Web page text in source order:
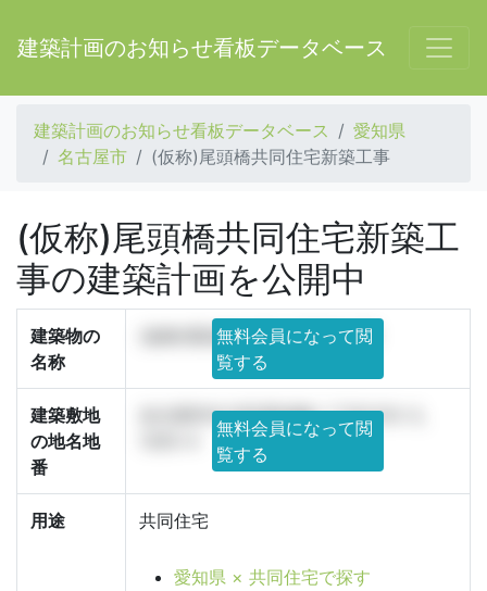
建築計画のお知らせ看板データベース
建築計画のお知らせ看板データベース
愛知県
名古屋市
(仮称)尾頭橋共同住宅新築工事
(仮称)尾頭橋共同住宅新築工
事の建築計画を公開中
建築物の
名称
(仮称)尾頭橋共同住宅新築工事
無料会員になって閲
覧する
建築敷地
の地名地
番
名古屋市中川区尾頭橋二丁目1312-3,
無料会員になって閲
覧する
用途 共同住宅
愛知県 × 共同住宅で探す